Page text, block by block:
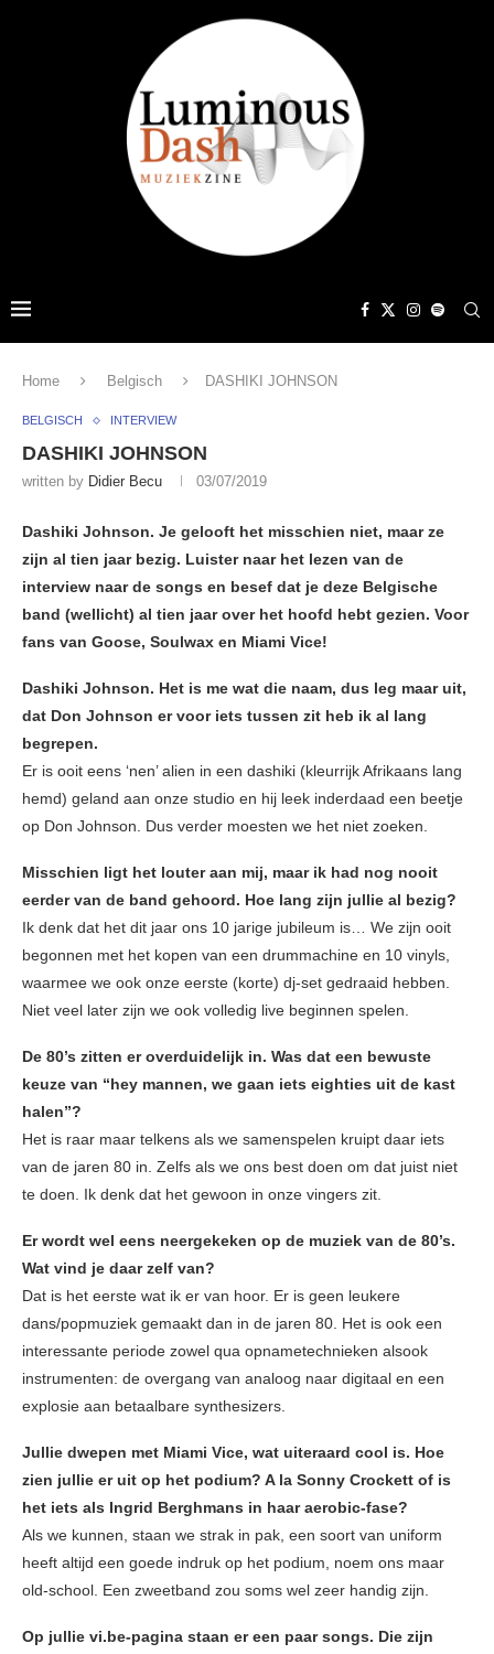
Home Belgisch DASHIKI JOHNSON
BELGISCH INTERVIEW
DASHIKI JOHNSON
written by Didier Becu 03/07/2019
Dashiki Johnson. Je gelooft het misschien niet, maar ze
zijn al tien jaar bezig. Luister naar het lezen van de
interview naar de songs en besef dat je deze Belgische
band (wellicht) al tien jaar over het hoofd hebt gezien. Voor
fans van Goose, Soulwax en Miami Vice!
Dashiki Johnson. Het is me wat die naam, dus leg maar uit,
dat Don Johnson er voor iets tussen zit heb ik al lang
begrepen.
Er is ooit eens ‘nen’ alien in een dashiki (kleurrijk Afrikaans lang
hemd) geland aan onze studio en hij leek inderdaad een beetje
op Don Johnson. Dus verder moesten we het niet zoeken.
Misschien ligt het louter aan mij, maar ik had nog nooit
eerder van de band gehoord. Hoe lang zijn jullie al bezig?
Ik denk dat het dit jaar ons 10 jarige jubileum is… We zijn ooit
begonnen met het kopen van een drummachine en 10 vinyls,
waarmee we ook onze eerste (korte) dj-set gedraaid hebben.
Niet veel later zijn we ook volledig live beginnen spelen.
De 80’s zitten er overduidelijk in. Was dat een bewuste
keuze van “hey mannen, we gaan iets eighties uit de kast
halen”?
Het is raar maar telkens als we samenspelen kruipt daar iets
van de jaren 80 in. Zelfs als we ons best doen om dat juist niet
te doen. Ik denk dat het gewoon in onze vingers zit.
Er wordt wel eens neergekeken op de muziek van de 80’s.
Wat vind je daar zelf van?
Dat is het eerste wat ik er van hoor. Er is geen leukere
dans/popmuziek gemaakt dan in de jaren 80. Het is ook een
interessante periode zowel qua opnametechnieken alsook
instrumenten: de overgang van analoog naar digitaal en een
explosie aan betaalbare synthesizers.
Jullie dwepen met Miami Vice, wat uiteraard cool is. Hoe
zien jullie er uit op het podium? A la Sonny Crockett of is
het iets als Ingrid Berghmans in haar aerobic-fase?
Als we kunnen, staan we strak in pak, een soort van uniform
heeft altijd een goede indruk op het podium, noem ons maar
old-school. Een zweetband zou soms wel zeer handig zijn.
Op jullie vi.be-pagina staan er een paar songs. Die zijn